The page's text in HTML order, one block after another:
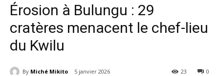
Érosion à Bulungu : 29
cratères menacent le chef-lieu
du Kwilu
By Miché Mikito 5 janvier 2026 0
23